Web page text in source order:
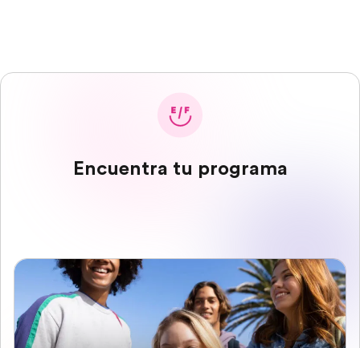
Encuentra tu programa